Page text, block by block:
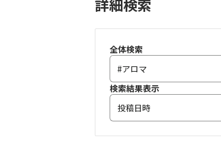
詳細検索
全体検索
検索結果表示
投稿日時